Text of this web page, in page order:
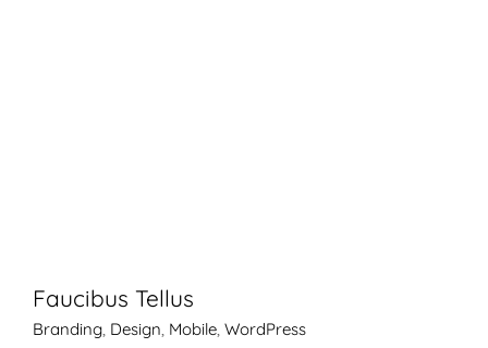
Faucibus Tellus
Branding Design Mobile WordPress